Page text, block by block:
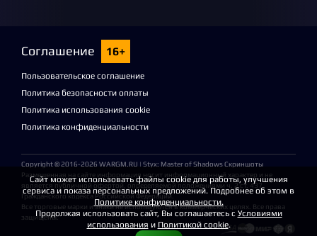
Соглашение 16+
Пользовательское соглашение
Политика безопасности оплаты
Политика использования cookie
Политика конфиденциальности
Copyright © 2016-2026 WARGM.RU | Styx: Master of Shadows Скриншоты
Размещенная на сайте информация носит информационный характер и не
является публичной офертой, определяемой положениями ч. 2 ст. 437
Гражданского кодекса Российской Федерации.
Все торговые марки и знаки не используются в коммерческих целях. Все права
защищены.
Сайт может использовать файлы cookie для работы, улучшения
сервиса и показа персональных предложений. Подробнее об этом в
Политике конфиденциальности.
Продолжая использовать сайт, Вы соглашаетесь с Условиями
использования и Политикой cookie.